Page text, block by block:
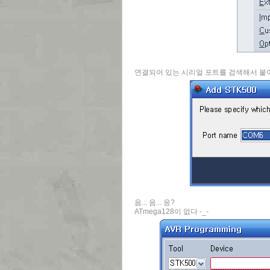
연결되어 있는 시리얼 포트를 검색해서 붙
음... 음... 응?
ATmega128이 없다 -_-